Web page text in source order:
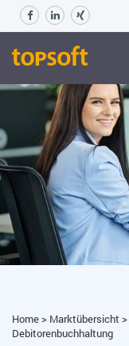
Home> Marktübersicht >
Debitorenbuchhaltung